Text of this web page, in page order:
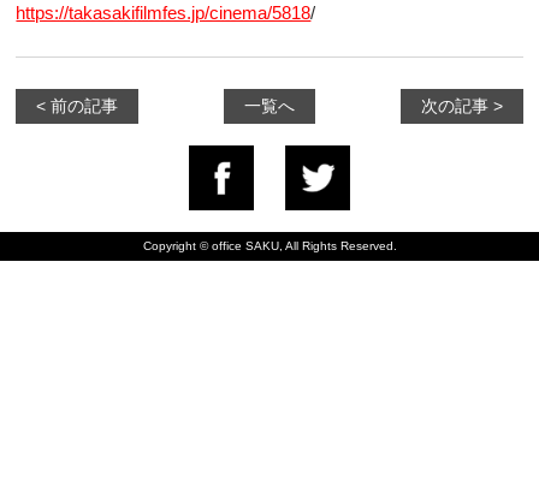
https://takasakifilmfes.jp/cinema/5818/
< 前の記事 次の記事 >
一覧へ
Copyright © office SAKU, All Rights Reserved.